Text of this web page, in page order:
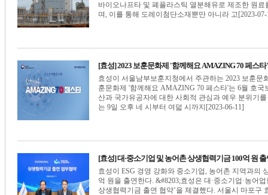
바이오나프타 및 폐플라스틱 열분해유로 제조한 원
며, 이를 통해 도레이첨단소재뿐만 아니라 고[2023-07-
[효성] 2023 보훈문화제 '함께해요 AMAZING 70 페스
효성이 서울남부보훈지청에서 주관하는 2023 보훈
훈문화제 '함께해요 AMAZING 70 페스타'는 6월 호국
산과 국가유공자에 대한 사회적 관심과 예우 분위기
는 9일 오후 네 시부터 여덟 시까지[2023-06-11]
[효성] 대·중소기업 및 농어촌 상생협력기금 100억 원 출
효성이 ESG 경영 강화와 중소기업, 농어촌 지역과의
억 원을 출연한다. &#8203;효성은 대·중소기업·농어
상생협력기금 출연 협약’을 체결했다. 서울시 마포구